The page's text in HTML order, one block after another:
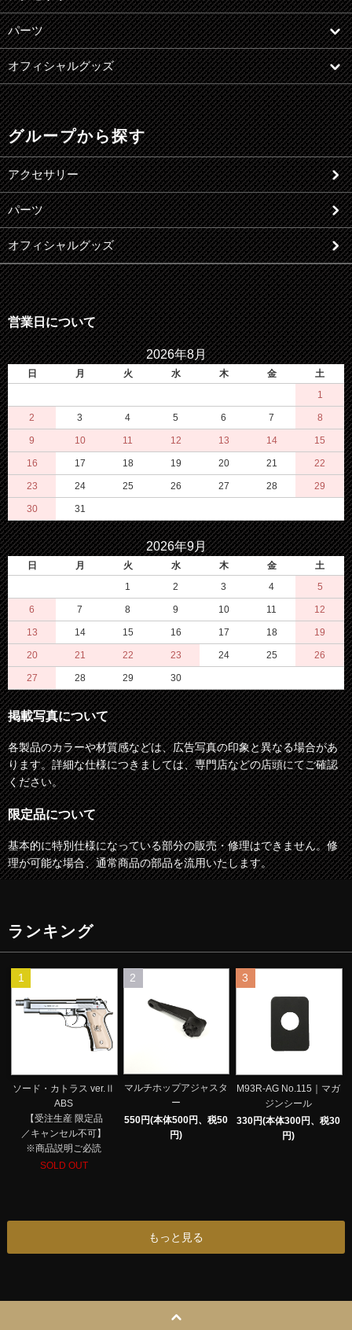
パーツ
オフィシャルグッズ
グループから探す
アクセサリー
パーツ
オフィシャルグッズ
営業日について
2026年8月
日 月 火 水 木 金
土
1
2 3 4 5 6 7 8
9 10 11 12 13 14 15
16 17 18 19 20 21 22
23 24 25 26 27 28 29
30 31
2026年9月
日 月 火 水 木 金
土
1
2 3 4 5
6 7 8 9 10 11 12
13 14 15 16 17 18 19
20 21 22 23 24 25 26
27 28 29 30
掲載写真について
各製品のカラーや材質感などは、広告写真の印象と異なる場合があ
ります。詳細な仕様につきましては、専門店などの店頭にてご確認
ください。
限定品について
基本的に特別仕様になっている部分の販売・修理はできません。修
理が可能な場合、通常商品の部品を流用いたします。
ランキング
1
ソード・カトラス ver.Ⅱ
ABS
【受注生産 限定品
／キャンセル不可】
※商品説明ご必読
SOLD OUT
2
マルチホップアジャスタ
ー
550円(本体500円、税50
円)
3
M93R-AG No.115｜マガ
ジンシール
330円(本体300円、税30
円)
もっと見る